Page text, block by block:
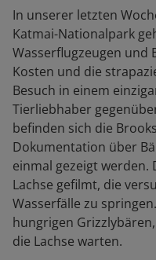
In unserer letzten
Katmai-Nationalpark
Wasserflugzeugen und
Kosten und die
Besuch in einem
Tierliebhaber
befinden sich die
Dokumentation über
einmal gezeigt
Lachse gefilmt, die
Wasserfälle zu
hungrigen
die Lachse warten.